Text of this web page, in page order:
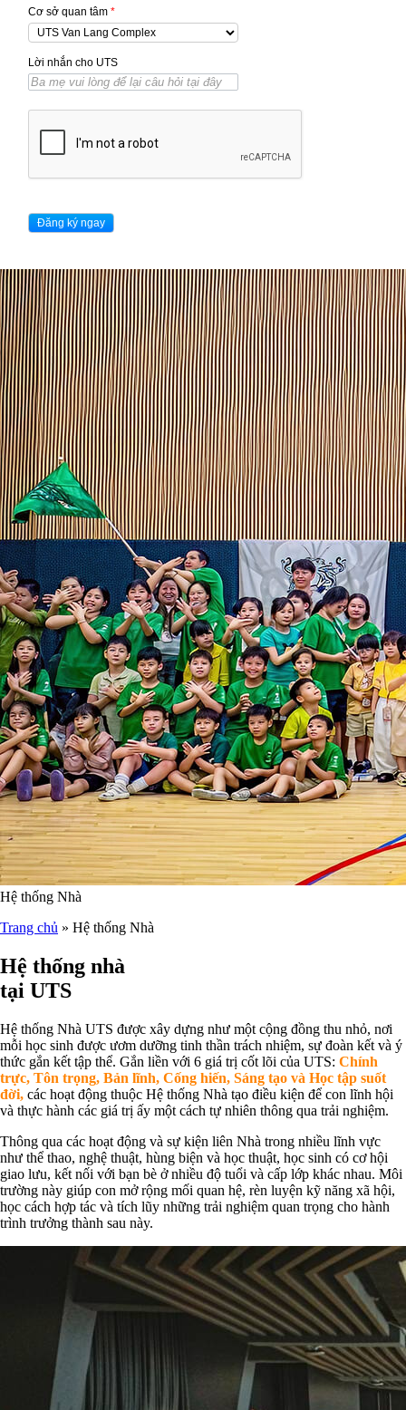
Cơ sở quan tâm *
Lời nhắn cho UTS
Hệ thống Nhà
Trang chủ » Hệ thống Nhà
Hệ thống nhà
tại UTS
Hệ thống Nhà UTS được xây dựng như một cộng đồng thu nhỏ, nơi
mỗi học sinh được ươm dưỡng tinh thần trách nhiệm, sự đoàn kết và ý
thức gắn kết tập thể. Gắn liền với 6 giá trị cốt lõi của UTS: Chính
trực, Tôn trọng, Bản lĩnh, Cống hiến, Sáng tạo và Học tập suốt
đời, các hoạt động thuộc Hệ thống Nhà tạo điều kiện để con lĩnh hội
và thực hành các giá trị ấy một cách tự nhiên thông qua trải nghiệm.
Thông qua các hoạt động và sự kiện liên Nhà trong nhiều lĩnh vực
như thể thao, nghệ thuật, hùng biện và học thuật, học sinh có cơ hội
giao lưu, kết nối với bạn bè ở nhiều độ tuổi và cấp lớp khác nhau. Môi
trường này giúp con mở rộng mối quan hệ, rèn luyện kỹ năng xã hội,
học cách hợp tác và tích lũy những trải nghiệm quan trọng cho hành
trình trưởng thành sau này.